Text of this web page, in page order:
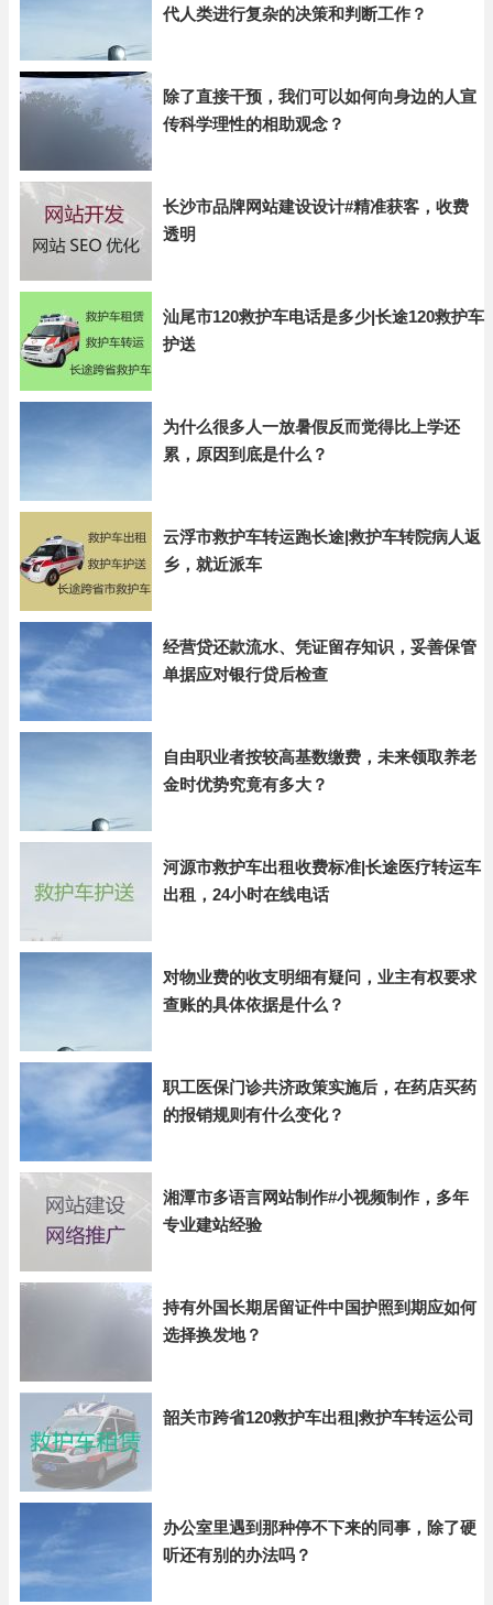
代人类进行复杂的决策和判断工作？
除了直接干预，我们可以如何向身边的人宣
传科学理性的相助观念？
长沙市品牌网站建设设计#精准获客，收费
透明
汕尾市120救护车电话是多少|长途120救护车
护送
为什么很多人一放暑假反而觉得比上学还
累，原因到底是什么？
云浮市救护车转运跑长途|救护车转院病人返
乡，就近派车
经营贷还款流水、凭证留存知识，妥善保管
单据应对银行贷后检查
自由职业者按较高基数缴费，未来领取养老
金时优势究竟有多大？
河源市救护车出租收费标准|长途医疗转运车
出租，24小时在线电话
对物业费的收支明细有疑问，业主有权要求
查账的具体依据是什么？
职工医保门诊共济政策实施后，在药店买药
的报销规则有什么变化？
湘潭市多语言网站制作#小视频制作，多年
专业建站经验
持有外国长期居留证件中国护照到期应如何
选择换发地？
韶关市跨省120救护车出租|救护车转运公司
办公室里遇到那种停不下来的同事，除了硬
听还有别的办法吗？